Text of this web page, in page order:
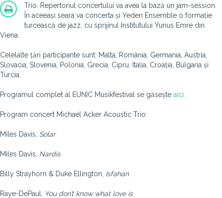
Trio. Repertoriul concertului va avea la bază un jam-session.
În aceeași seara va concerta și Yeden Ensemble o formație
turcească de jazz, cu sprijinul Institutului Yunus Emre din
Viena.
Celelalte țări participante sunt: Malta, România, Germania, Austria,
Slovacia, Slovenia, Polonia, Grecia, Cipru, Italia, Croația, Bulgaria și
Turcia.
Programul complet al EUNIC Musikfestival se găsește aici.
Program concert Michael Acker Acoustic Trio:
Miles Davis, Solar
Miles Davis, Nardis
Billy Strayhorn & Duke Ellington, Isfahan
Raye-DePaul, You don’t know what love is